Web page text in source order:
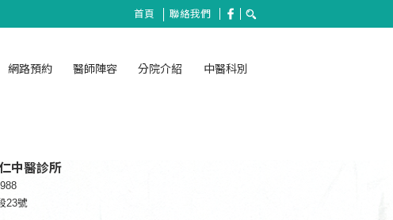
首頁 聯絡我們
網路預約 醫師陣容 分院介紹 中醫科別
中醫診所
23號